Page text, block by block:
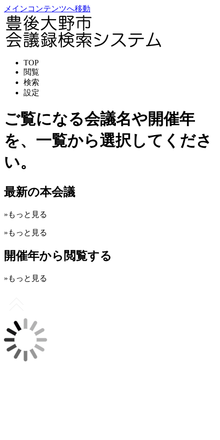
メインコンテンツへ移動
TOP
閲覧
検索
設定
ご覧になる会議名や開催年
を、一覧から選択してくださ
い。
最新の本会議
»もっと見る
»もっと見る
開催年から閲覧する
»もっと見る